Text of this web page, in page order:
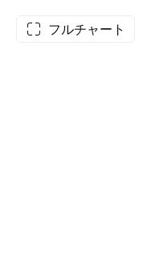
フルチャート